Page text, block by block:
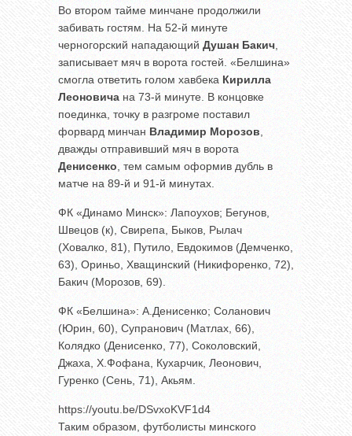
Во втором тайме минчане продолжили
забивать гостям. На 52-й минуте
черногорский нападающий Душан Бакич
записывает мяч в ворота гостей. «Белшина»
смогла ответить голом хавбека Кирилла
Леоновича на 73-й минуте. В концовке
поединка, точку в разгроме поставил
форвард минчан Владимир Морозов
дважды отправивший мяч в ворота
Денисенко , тем самым оформив дубль в
матче на 89-й и 91-й минутах.
ФК «Динамо Минск»: Лапоухов; Бегунов,
Швецов (к), Свирепа, Быков, Рылач
(Ховалко, 81), Путило, Евдокимов (Демченко,
63), Ориньо, Хващинский (Никифоренко, 72),
Бакич (Морозов, 69).
ФК «Белшина»: А.Денисенко; Соланович
(Юрин, 60), Супранович (Матлах, 66),
Колядко (Денисенко, 77), Соколовский,
Джаха, Х.Фофана, Кухарчик, Леонович,
Гуренко (Сень, 71), Акьям.
https://youtu.be/DSvxoKVF1d4
Таким образом, футболисты минского